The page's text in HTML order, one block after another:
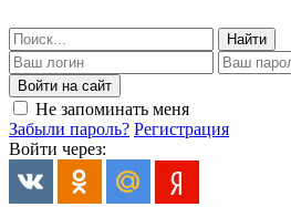
Найти
Войти на сайт
Не запоминать меня
Забыли пароль? Регистрация
Войти через: